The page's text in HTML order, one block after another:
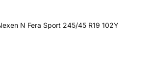
Sport SUV
SUV
N Fera Sport 245/45 R19 102Y